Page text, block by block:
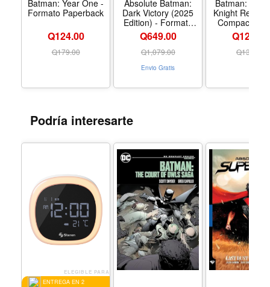
Batman: Year One -
Formato Paperback
Q124.00
Q179.00
Absolute Batman:
Dark Victory (2025
Edition) - Formato
Hardcover
Q649.00
Q1,079.00
Envio Gratis
Batman: The
Knight
Compact
Edition -
Q124.00
Q134.00
Podría interesarte
ELEGIBLE PARA
ENTREGA EN 2